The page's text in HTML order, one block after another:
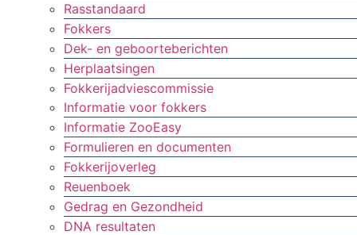
Rasstandaard
Fokkers
Dek- en geboorteberichten
Herplaatsingen
Fokkerijadviescommissie
Informatie voor fokkers
Informatie ZooEasy
Formulieren en documenten
Fokkerijoverleg
Reuenboek
Gedrag en Gezondheid
DNA resultaten